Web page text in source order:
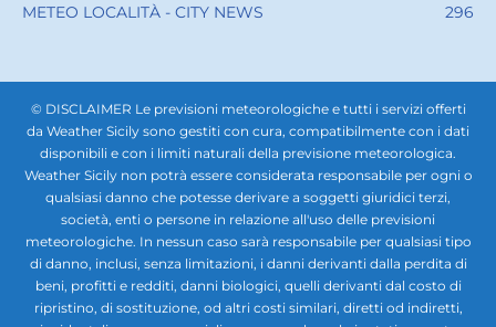
METEO LOCALITÀ - CITY NEWS
296
© DISCLAIMER Le previsioni meteorologiche e tutti i servizi offerti
da Weather Sicily sono gestiti con cura, compatibilmente con i dati
disponibili e con i limiti naturali della previsione meteorologica.
Weather Sicily non potrà essere considerata responsabile per ogni o
qualsiasi danno che potesse derivare a soggetti giuridici terzi,
società, enti o persone in relazione all'uso delle previsioni
meteorologiche. In nessun caso sarà responsabile per qualsiasi tipo
di danno, inclusi, senza limitazioni, i danni derivanti dalla perdita di
beni, profitti e redditi, danni biologici, quelli derivanti dal costo di
ripristino, di sostituzione, od altri costi similari, diretti od indiretti,